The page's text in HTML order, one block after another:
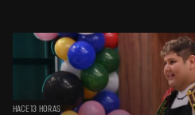
HACE 13 HORAS